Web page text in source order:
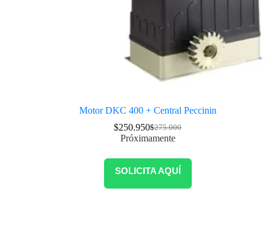
Motor DKC 400 + Central Peccinin
$275.000
$250.950
Próximamente
SOLICITA AQUÍ